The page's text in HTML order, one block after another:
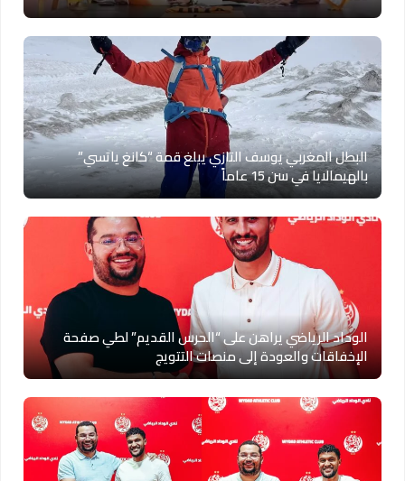
البطل المغربي يوسف التازي يبلغ قمة “كانغ ياتسي”
بالهيمالايا في سن 15 عاماً
الوداد الرياضي يراهن على “الحرس القديم” لطي صفحة
الإخفاقات والعودة إلى منصات التتويج